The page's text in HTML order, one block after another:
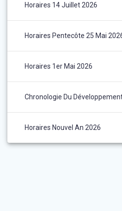
Horaires 14 Juillet 2026
Horaires Pentecôte 25 Mai
Horaires 1er Mai 2026
Chronologie Du
Horaires Nouvel An 2026